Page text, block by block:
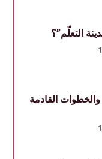
التعلّم”؟
والخطوات القادمة